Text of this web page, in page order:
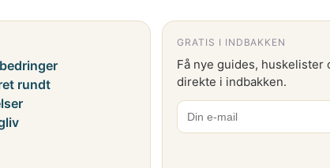
rundt
GRATIS I INDBAKKEN
Få nye guides, huskelister
direkte i indbakken.